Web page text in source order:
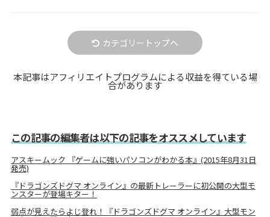
カテゴリートップへ
本記事はアフィリエイトプログラムによる収益を得ている場
合があります
この記事の編集者は以下の記事をオススメしています
アスキームック 『ゲームに強いパソコンがわかる本』(2015年8月31日
発売)
『ドラゴンズドグマ オンライン』の最新トレーラーに初公開の大型モ
ンスターが登場キター！
弱点が見えたらよじ登れ！『ドラゴンズドグマ オンライン』大型モン